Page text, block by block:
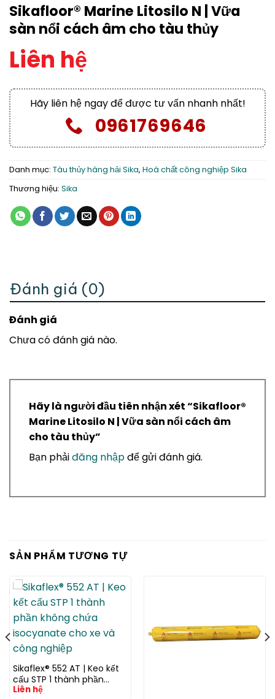
Sikafloor® Marine Litosilo N | Vữa
sàn nổi cách âm cho tàu thủy
Liên hệ
Hãy liên hệ ngay để được tư vấn nhanh nhất!
0961769646
Danh mục: Tàu thủy hàng hải Sika, Hoá chất công nghiệp Sika
Thương hiệu: Sika
Đánh giá (0)
Đánh giá
Chưa có đánh giá nào.
Hãy là người đầu tiên nhận xét “ Sikafloor®
Marine Litosilo N | Vữa sàn nổi cách âm
cho tàu thủy”
Bạn phảiđăng nhậpđể gửi đánh giá.
SẢN PHẨM TƯƠNG TỰ
Sikaflex® 552 AT | Keo kết
cấu STP 1 thành phần
không chứa isocyanate
Liên hệ